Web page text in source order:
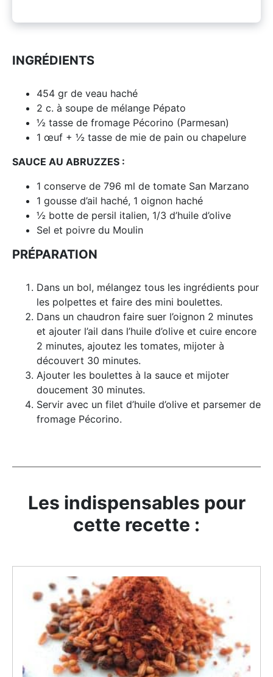
INGRÉDIENTS
454 gr de veau haché
2 c. à soupe de mélange Pépato
½ tasse de fromage Pécorino (Parmesan)
1 œuf + ½ tasse de mie de pain ou chapelure
SAUCE AU ABRUZZES :
1 conserve de 796 ml de tomate San Marzano
1 gousse d’ail haché, 1 oignon haché
½ botte de persil italien, 1/3 d’huile d’olive
Sel et poivre du Moulin
PRÉPARATION
Dans un bol, mélangez tous les ingrédients pour
les polpettes et faire des mini boulettes.
Dans un chaudron faire suer l’oignon 2 minutes
et ajouter l’ail dans l’huile d’olive et cuire encore
2 minutes, ajoutez les tomates, mijoter à
découvert 30 minutes.
Ajouter les boulettes à la sauce et mijoter
doucement 30 minutes.
Servir avec un filet d’huile d’olive et parsemer de
fromage Pécorino.
Les indispensables pour
cette recette :